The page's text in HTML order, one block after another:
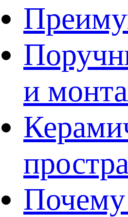
и
Почему